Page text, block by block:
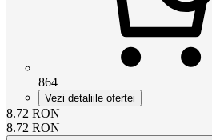
864
Vezi detaliile ofertei
8.72 RON
8.72 RON